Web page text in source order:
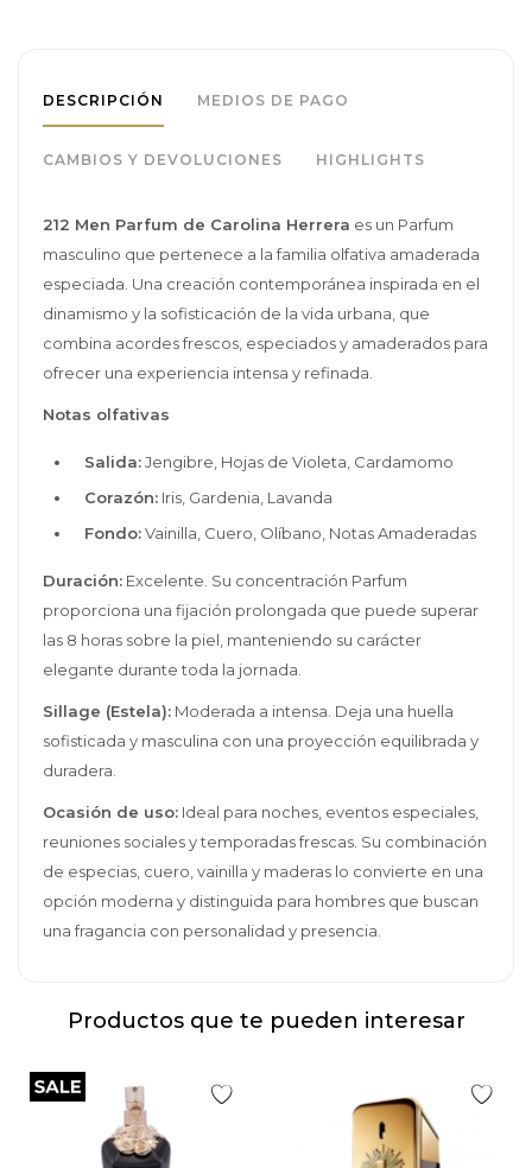
DESCRIPCIÓN MEDIOS DE PAGO
CAMBIOS Y DEVOLUCIONES HIGHLIGHTS
212 Men Parfum de Carolina Herrera es un Parfum
masculino que pertenece a la familia olfativa amaderada
especiada. Una creación contemporánea inspirada en el
dinamismo y la sofisticación de la vida urbana, que
combina acordes frescos, especiados y amaderados para
ofrecer una experiencia intensa y refinada.
Notas olfativas
Salida:Jengibre, Hojas de Violeta, Cardamomo
Corazón: Iris, Gardenia, Lavanda
Fondo:Vainilla, Cuero, Olíbano, Notas Amaderadas
Duración: Excelente. Su concentración Parfum
proporciona una fijación prolongada que puede superar
las 8 horas sobre la piel, manteniendo su carácter
elegante durante toda la jornada.
Sillage (Estela): Moderada a intensa. Deja una huella
sofisticada y masculina con una proyección equilibrada y
duradera.
Ocasión de uso: Ideal para noches, eventos especiales,
reuniones sociales y temporadas frescas. Su combinación
de especias, cuero, vainilla y maderas lo convierte en una
opción moderna y distinguida para hombres que buscan
una fragancia con personalidad y presencia.
Productos que te pueden interesar